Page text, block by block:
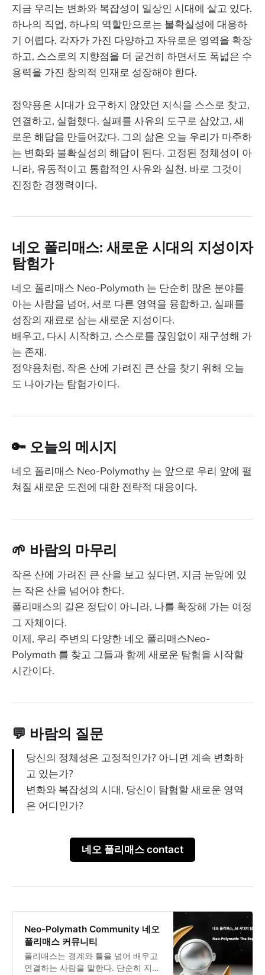
지금 우리는 변화와 복잡성이 일상인 시대에 살고 있다.
하나의 직업, 하나의 역할만으로는 불확실성에 대응하
기 어렵다. 각자가 가진 다양하고 자유로운 영역을 확장
하고, 스스로의 지향점을 더 굳건히 하면서도 폭넓은 수
용력을 가진 창의적 인재로 성장해야 한다.
정약용은 시대가 요구하지 않았던 지식을 스스로 찾고,
연결하고, 실험했다. 실패를 사유의 도구로 삼았고, 새
로운 해답을 만들어갔다. 그의 삶은 오늘 우리가 마주하
는 변화와 불확실성의 해답이 된다. 고정된 정체성이 아
니라, 유동적이고 통합적인 사유와 실천. 바로 그것이
진정한 경쟁력이다.
네오 폴리매스: 새로운 시대의 지성이자
탐험가
네오 폴리매스 Neo-Polymath 는 단순히 많은 분야를
아는 사람을 넘어, 서로 다른 영역을 융합하고, 실패를
성장의 재료로 삼는 새로운 지성이다.
배우고, 다시 시작하고, 스스로를 끊임없이 재구성해 가
는 존재.
정약용처럼, 작은 산에 가려진 큰 산을 찾기 위해 오늘
도 나아가는 탐험가이다.
🔑 오늘의 메시지
네오 폴리매스 Neo-Polymathy 는 앞으로 우리 앞에 펼
쳐질 새로운 도전에 대한 전략적 대응이다.
🌱 바람의 마무리
작은 산에 가려진 큰 산을 보고 싶다면, 지금 눈앞에 있
는 작은 산을 넘어야 한다.
폴리매스의 길은 정답이 아니라, 나를 확장해 가는 여정
그 자체이다.
이제, 우리 주변의 다양한 네오 폴리매스Neo-
Polymath 를 찾고 그들과 함께 새로운 탐험을 시작할
시간이다.
💬 바람의 질문
당신의 정체성은 고정적인가? 아니면 계속 변화하
고 있는가?
변화와 복잡성의 시대, 당신이 탐험할 새로운 영역
은 어디인가?
네오 폴리매스 contact
Neo-Polymath Community 네오
폴리매스 커뮤니티
폴리매스는 경계와 틀을 넘어 배우고
연결하는 사람을 말한다. 단순히 지식